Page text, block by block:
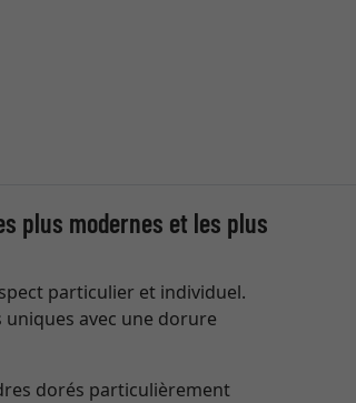
plus modernes et les plus
particulier et individuel.
avec une dorure
dorés particulièrement